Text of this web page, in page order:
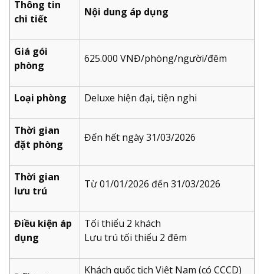
Thông tin
chi tiết
Nội dung áp dụng
Giá gói
phòng
625.000 VNĐ/phòng/người/đêm
Loại phòng Deluxe hiện đại, tiện nghi
Thời gian
đặt phòng
Đến hết ngày 31/03/2026
Thời gian
lưu trú
Từ 01/01/2026 đến 31/03/2026
Điều kiện áp
dụng
Tối thiểu 2 khách
Lưu trú tối thiểu 2 đêm
Khách quốc tịch Việt Nam (có CCCD)